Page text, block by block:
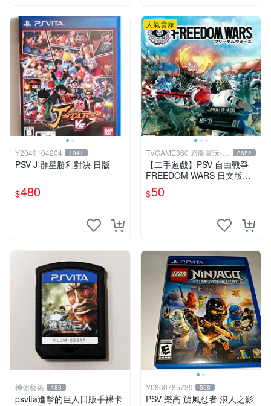
Y2049104204 1041
PSV J 群星勝利對決 日版
$480
人氣賣家
TVGAME360 恐龍電玩-台
中店
8652
【二手遊戲】PSV 自由戰爭
FREEDOM WARS 日文版
【台中恐龍電玩】
$50
神佑藝術 180
psvita進擊的巨人日版手裸卡
Y0860785739 568
PSV 樂高 旋風忍者 浪人之影